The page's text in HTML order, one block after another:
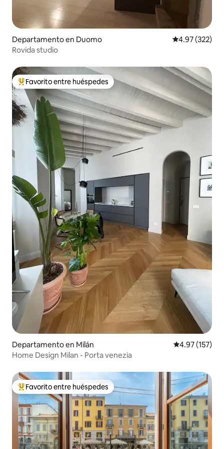
Departamento en Duomo Calificación
4.97 (322)
Rovida studio
De los mejores en Favorito entre huéspedes
Favorito entre huéspedes
Departamento en Milán Calificación
4.97 (157)
Home Design Milan - Porta venezia
De los mejores en Favorito entre huéspedes
Favorito entre huéspedes